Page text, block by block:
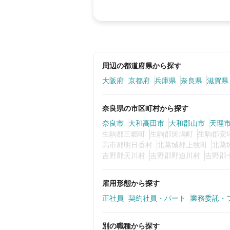
周辺の都道府県から探す
大阪府 京都府 兵庫県 奈良県 滋賀県
奈良県の市区町村から探す
奈良市
大和高田市 大和郡山市
天理
生駒郡三郷町
生駒郡斑鳩町
生駒郡安
高市郡明日香村
北葛城郡上牧町
北
吉野郡天川村
吉野郡野迫川村 吉野郡
雇用形態から探す
正社員
契約社員・パート 業務委託・
別の職種から探す